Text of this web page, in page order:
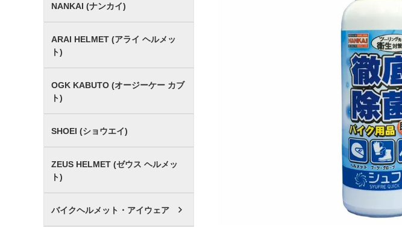
NANKAI (ナンカイ)
ARAI HELMET (アライ ヘルメッ
ト)
OGK KABUTO (オージーケー カブ
ト)
SHOEI (ショウエイ)
ZEUS HELMET (ゼウス ヘルメッ
ト)
バイクヘルメット・アイウェア